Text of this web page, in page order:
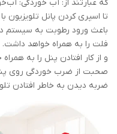
که عبارتند از: آب خوردگی:
تا اسپری کردن پانل
باعث ورود رطوبت به سیستم
فلت را به همراه خواهد
و از کار افتادن پنل را به
صحبت از ضرب خوردگی روی
ضربه دیدن به خاطر افتادن